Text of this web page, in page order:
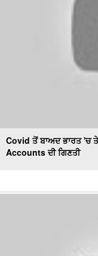
Covid ਤੋਂ ਬਾਅਦ ਭਾਰਤ 'ਚ
Accounts ਦੀ ਗਿਣਤੀ